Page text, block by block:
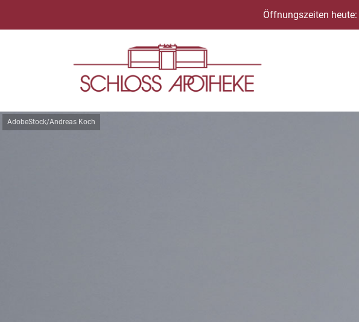
Öffnungszeiten
AdobeStock/Andreas Koch